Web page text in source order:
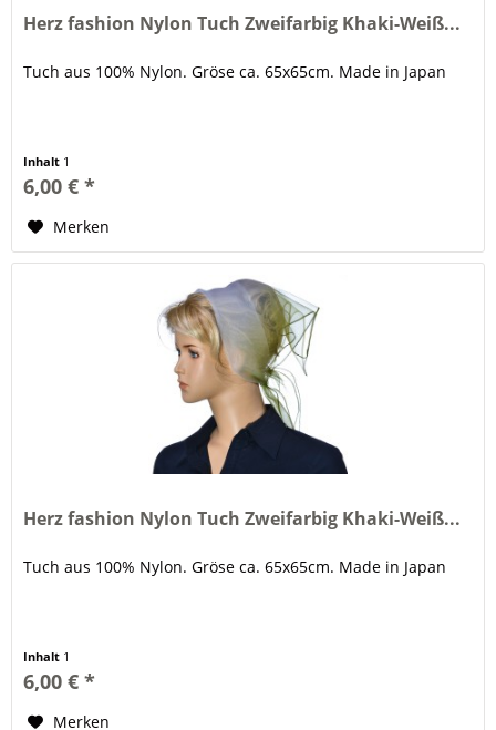
Herz fashion Nylon Tuch Zweifarbig Khaki-Weiß...
Tuch aus 100% Nylon. Gröse ca. 65x65cm. Made in Japan
Inhalt 1
6,00 € *
Merken
Herz fashion Nylon Tuch Zweifarbig Khaki-Weiß...
Tuch aus 100% Nylon. Gröse ca. 65x65cm. Made in Japan
Inhalt 1
6,00 € *
Merken